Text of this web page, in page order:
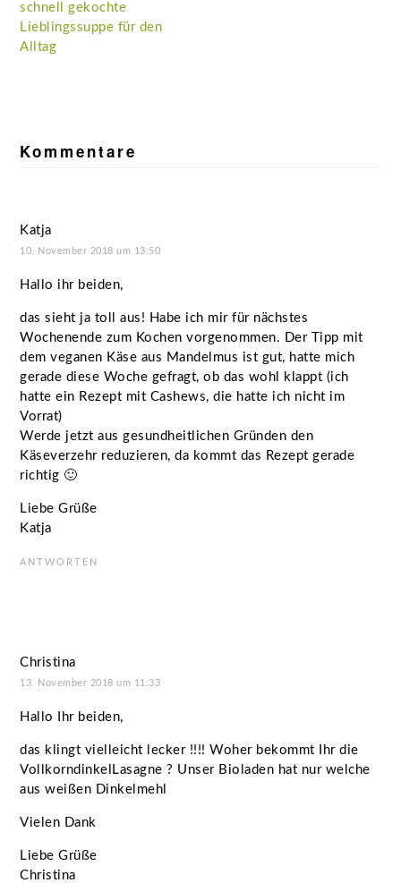
schnell gekochte
Lieblingssuppe für den
Alltag
Kommentare
Katja
10. November 2018 um 13:50
Hallo ihr beiden,
das sieht ja toll aus! Habe ich mir für nächstes
Wochenende zum Kochen vorgenommen. Der Tipp mit
dem veganen Käse aus Mandelmus ist gut, hatte mich
gerade diese Woche gefragt, ob das wohl klappt (ich
hatte ein Rezept mit Cashews, die hatte ich nicht im
Vorrat)
Werde jetzt aus gesundheitlichen Gründen den
Käseverzehr reduzieren, da kommt das Rezept gerade
richtig 🙂
Liebe Grüße
Katja
ANTWORTEN
Christina
13. November 2018 um 11:33
Hallo Ihr beiden,
das klingt vielleicht lecker !!!! Woher bekommt Ihr die
VollkorndinkelLasagne ? Unser Bioladen hat nur welche
aus weißen Dinkelmehl
Vielen Dank
Liebe Grüße
Christina